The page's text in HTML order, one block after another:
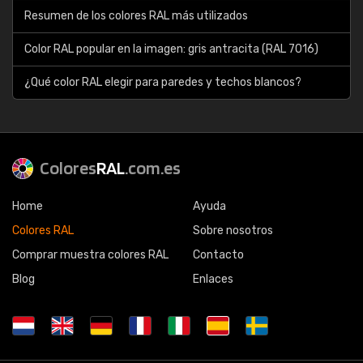
Resumen de los colores RAL más utilizados
Color RAL popular en la imagen: gris antracita (RAL 7016)
¿Qué color RAL elegir para paredes y techos blancos?
ColoresRAL.com.es
Home
Colores RAL
Comprar muestra colores RAL
Blog
Ayuda
Sobre nosotros
Contacto
Enlaces